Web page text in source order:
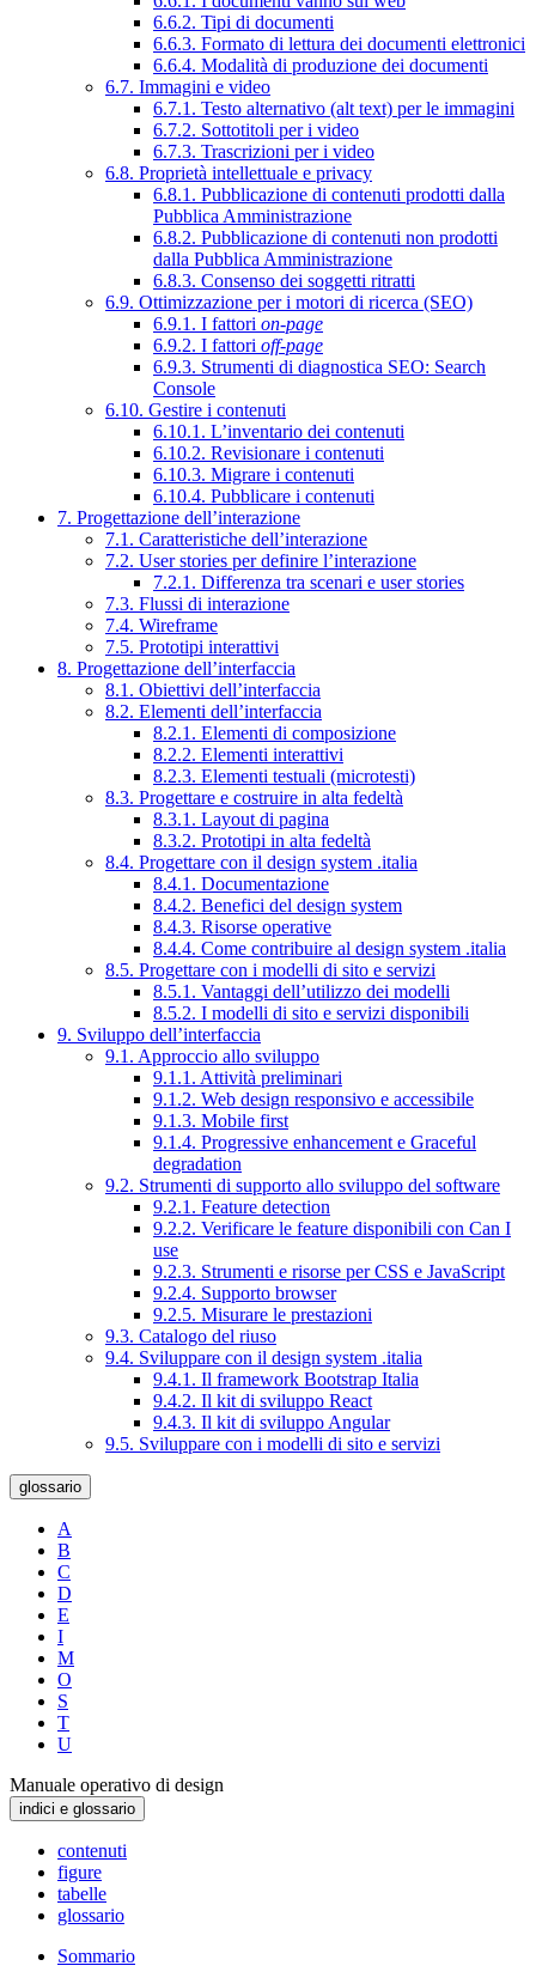
6.6.2. Tipi di documenti
6.6.3. Formato di lettura dei documenti elettronici
6.6.4. Modalità di produzione dei documenti
6.7. Immagini e video
6.7.1. Testo alternativo (alt text) per le immagini
6.7.2. Sottotitoli per i video
6.7.3. Trascrizioni per i video
6.8. Proprietà intellettuale e privacy
6.8.1. Pubblicazione di contenuti prodotti dalla
Pubblica Amministrazione
6.8.2. Pubblicazione di contenuti non prodotti
dalla Pubblica Amministrazione
6.8.3. Consenso dei soggetti ritratti
6.9. Ottimizzazione per i motori di ricerca (SEO)
6.9.1. I fattori on-page
6.9.2. I fattori off-page
6.9.3. Strumenti di diagnostica SEO: Search
Console
6.10. Gestire i contenuti
6.10.1. L’inventario dei contenuti
6.10.2. Revisionare i contenuti
6.10.3. Migrare i contenuti
6.10.4. Pubblicare i contenuti
7. Progettazione dell’interazione
7.1. Caratteristiche dell’interazione
7.2. User stories per definire l’interazione
7.2.1. Differenza tra scenari e user stories
7.3. Flussi di interazione
7.4. Wireframe
7.5. Prototipi interattivi
8. Progettazione dell’interfaccia
8.1. Obiettivi dell’interfaccia
8.2. Elementi dell’interfaccia
8.2.1. Elementi di composizione
8.2.2. Elementi interattivi
8.2.3. Elementi testuali (microtesti)
8.3. Progettare e costruire in alta fedeltà
8.3.1. Layout di pagina
8.3.2. Prototipi in alta fedeltà
8.4. Progettare con il design system .italia
8.4.1. Documentazione
8.4.2. Benefici del design system
8.4.3. Risorse operative
8.4.4. Come contribuire al design system .italia
8.5. Progettare con i modelli di sito e servizi
8.5.1. Vantaggi dell’utilizzo dei modelli
8.5.2. I modelli di sito e servizi disponibili
9. Sviluppo dell’interfaccia
9.1. Approccio allo sviluppo
9.1.1. Attività preliminari
9.1.2. Web design responsivo e accessibile
9.1.3. Mobile first
9.1.4. Progressive enhancement e Graceful
degradation
9.2. Strumenti di supporto allo sviluppo del software
9.2.1. Feature detection
9.2.2. Verificare le feature disponibili con Can I
use
9.2.3. Strumenti e risorse per CSS e JavaScript
9.2.4. Supporto browser
9.2.5. Misurare le prestazioni
9.3. Catalogo del riuso
9.4. Sviluppare con il design system .italia
9.4.1. Il framework Bootstrap Italia
9.4.2. Il kit di sviluppo React
9.4.3. Il kit di sviluppo Angular
9.5. Sviluppare con i modelli di sito e servizi
glossario
A
B
C
D
E
I
M
O
S
T
U
Manuale operativo di design
indici e glossario
contenuti
figure
tabelle
glossario
Sommario